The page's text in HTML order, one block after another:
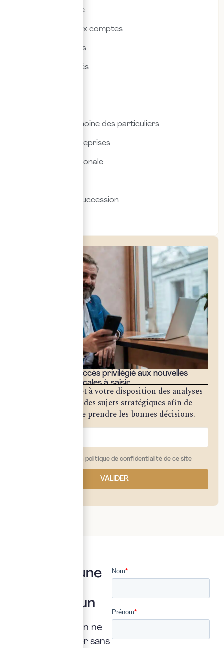
Actualités & veille
Commissariat aux comptes
Droit des affaires
Droit des sociétés
Fiscalité & patrimoine des particuliers
Fiscalité des entreprises
Fiscalité internationale
Transmission & succession
Bénéficiez d'un accès privilégié aux nouvelles
opportunités fiscales à saisir
Notre cabinet met à votre disposition des analyses
approfondies sur des sujets stratégiques afin de
vous permettre de prendre les bonnes décisions.
j'ai lu et j'accepte la politique de confidentialité de ce site
VALIDER
Vous avez une
Posez là à un
Une interrogation ne
doit jamais rester sans